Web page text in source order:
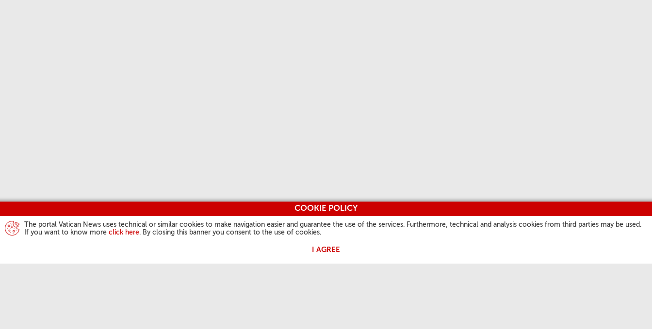
COOKIE POLICY
The portal Vatican News uses technical or similar cookies to make navigation easier and guarantee the use of the services. Furthermore, technical and analysis cookies from third parties may be used.
If you want to know more click here. By closing this banner you consent to the use of cookies.
I AGREE